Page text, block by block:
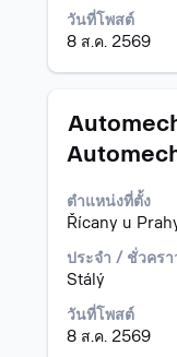
วันที่โพสต์
8 ส.ค. 2569
ของ
ข้อมูล
ตำแหน่ง
ตำแหน่งที่ตั้ง
Řícany u
ประจำ / ชั่วครา
Stálý
วันที่โพสต์
8 ส.ค. 2569
เลือก
ใช้
Bar
เพื่อ
ดู
เนื้อหา
เต็ม
ของ